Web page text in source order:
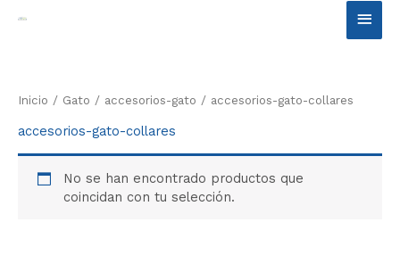
Inicio / Gato / accesorios-gato / accesorios-gato-collares
accesorios-gato-collares
No se han encontrado productos que
coincidan con tu selección.